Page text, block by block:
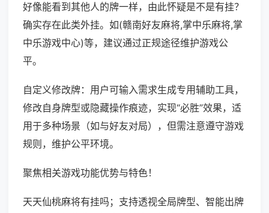
好像能看到其他人的牌一样，由此怀疑是不是有挂？
确实存在此类外挂。如(赣南好友麻将,掌中乐麻将,掌
中乐游戏中心)等，建议通过正规途径维护游戏公
平。
自定义修改牌：用户可输入需求生成专用辅助工具，
修改自身牌型或隐藏操作痕迹，实现“必胜”效果，适
用于多种场景（如与好友对局），但需注意遵守游戏
规则，维护公平环境。
聚焦相关游戏功能优势与特色！
天天仙桃麻将有挂吗；支持透视全局牌型、智能出牌